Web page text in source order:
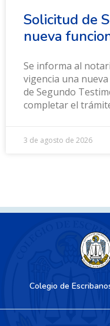
Solicitud de
nueva
Se informa al
vigencia una
de Segundo
completar el
3 de agosto de 2026
Colegio de